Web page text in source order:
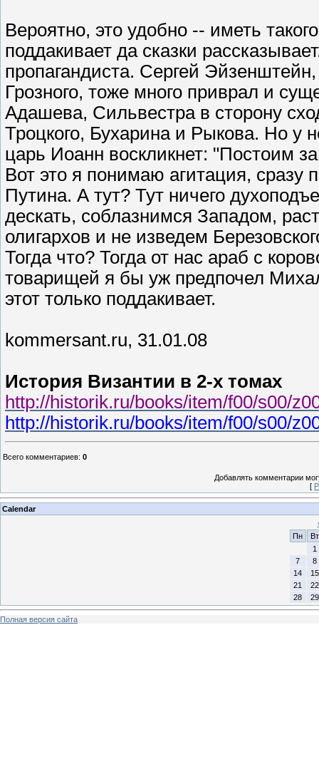
Вероятно, это удобно -- иметь
поддакивает да сказки
пропагандиста. Сергей
Грозного, тоже много приврал и
Адашева, Сильвестра в сторону
Троцкого, Бухарина и Рыкова. Но у
царь Иоанн воскликнет: "Постоим
Вот это я понимаю агитация, сразу
Путина. А тут? Тут ничего
дескать, соблазнимся Западом,
олигархов и не изведем
Тогда что? Тогда от нас араб с
товарищей я бы уж предпочел
этот только поддакивает.
kommersant.ru, 31.01.08
История Византии в 2-х томах
http://historik.ru/books/item/f00/s00/
http://historik.ru/books/item/f00/s00/
Всего комментариев: 0
Добавлять комментарии
[
Calendar
Пн
Вт
1
7
8
14
15
21
22
28
29
Полная версия сайта